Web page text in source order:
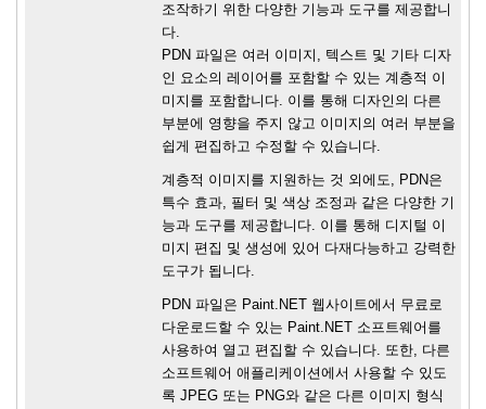
조작하기 위한 다양한 기능과 도구를 제공합니
다.
PDN 파일은 여러 이미지, 텍스트 및 기타 디자
인 요소의 레이어를 포함할 수 있는 계층적 이
미지를 포함합니다. 이를 통해 디자인의 다른
부분에 영향을 주지 않고 이미지의 여러 부분을
쉽게 편집하고 수정할 수 있습니다.
계층적 이미지를 지원하는 것 외에도, PDN은
특수 효과, 필터 및 색상 조정과 같은 다양한 기
능과 도구를 제공합니다. 이를 통해 디지털 이
미지 편집 및 생성에 있어 다재다능하고 강력한
도구가 됩니다.
PDN 파일은 Paint.NET 웹사이트에서 무료로
다운로드할 수 있는 Paint.NET 소프트웨어를
사용하여 열고 편집할 수 있습니다. 또한, 다른
소프트웨어 애플리케이션에서 사용할 수 있도
록 JPEG 또는 PNG와 같은 다른 이미지 형식